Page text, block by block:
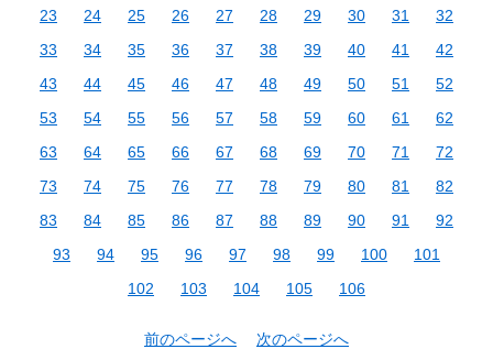
23
24 25 26 27 28 29 30 31
32
33
34 35 36 37 38 39 40 41
42
43
44 45 46 47 48 49 50 51
52
53
54 55 56 57 58 59 60 61
62
63
64 65 66 67 68 69 70 71
72
73
74 75 76 77 78 79 80 81
82
83
84 85 86 87 88 89 90 91
92
93
94 95 96 97 98 99 100
101
102
103 104 105 106
前のページへ 次のページへ